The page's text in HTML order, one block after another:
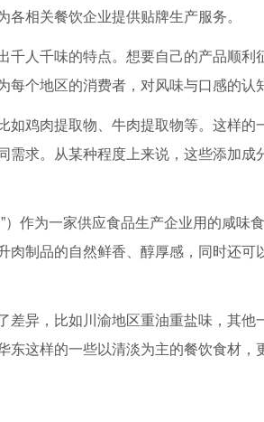
相关餐饮企业提供贴牌生产服务。
人千味的特点。想要自己的产品顺利
个地区的消费者，对风味与口感的认
鸡肉提取物、牛肉提取物等。这样的
求。从某种程度上来说，这些添加成
作为一家供应食品生产企业用的咸味
制品的自然鲜香、醇厚感，同时还可
异，比如川渝地区重油重盐味，其他
东这样的一些以清淡为主的餐饮食材，